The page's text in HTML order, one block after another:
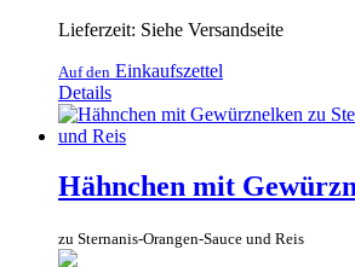
Lieferzeit: Siehe Versandseite
Auf den Einkaufszettel
Details
Hähnchen mit
zu Sternanis-Orangen-Sauce und Reis